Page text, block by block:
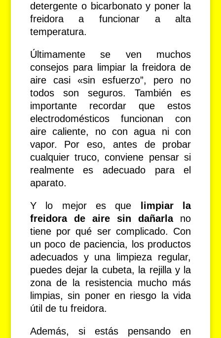
detergente o bicarbonato y poner la
freidora a funcionar a alta
temperatura.
Últimamente se ven muchos
consejos para limpiar la freidora de
aire casi «sin esfuerzo”, pero no
todos son seguros. También es
importante recordar que estos
electrodomésticos funcionan con
aire caliente, no con agua ni con
vapor. Por eso, antes de probar
cualquier truco, conviene pensar si
realmente es adecuado para el
aparato.
Y lo mejor es que
limpiar la
freidora de aire sin dañarlano
tiene por qué ser complicado. Con
un poco de paciencia, los productos
adecuados y una limpieza regular,
puedes dejar la cubeta, la rejilla y la
zona de la resistencia mucho más
limpias, sin poner en riesgo la vida
útil de tu freidora.
Además, si estás pensando en